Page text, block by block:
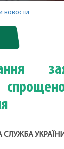
новости
УКРАЇНИ